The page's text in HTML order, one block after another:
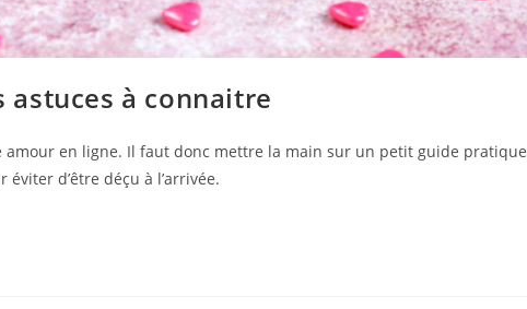
astuces à connaitre
amour en ligne. Il faut donc mettre la main sur un petit guide pratique
d’être déçu à l’arrivée.